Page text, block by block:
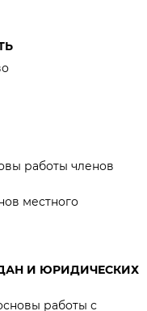
работы членов
местного
И ЮРИДИЧЕСКИХ
работы с